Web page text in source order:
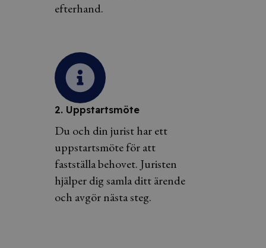
efterhand.
2. Uppstartsmöte
Du och din jurist har ett
uppstartsmöte för att
fastställa behovet. Juristen
hjälper dig samla ditt ärende
och avgör nästa steg.